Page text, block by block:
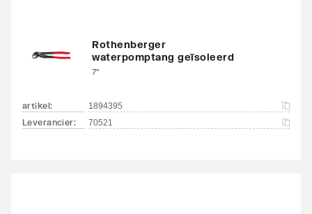
Rothenberger
waterpomptang geïsoleerd
7"
artikel: 1894395
Leverancier: 70521